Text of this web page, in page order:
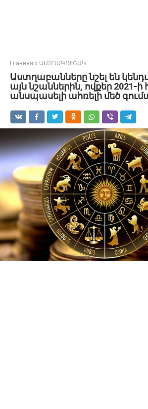
Главная » ԱՍՏՂԱԳՈՒՇԱԿ
Աստղաբանները նշել են
այն նշաններին, ովքեր 2021-ի
անսպասելի ահռելի մեծ